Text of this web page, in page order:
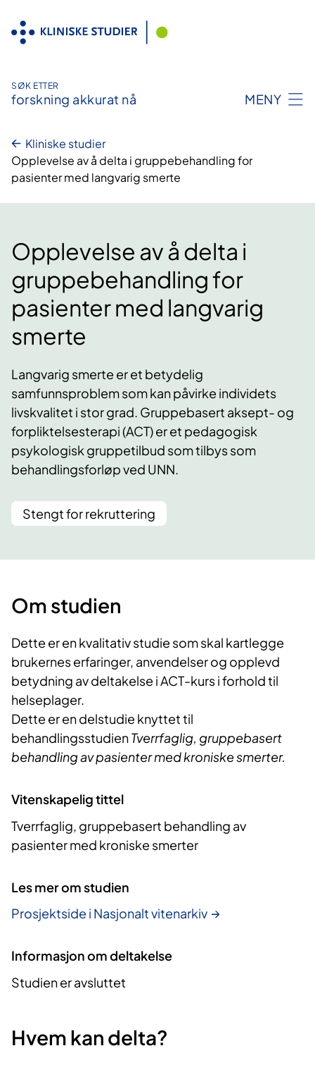
innhold
SØK ETTER
forskning akkurat nå MENY
Kliniske studier
Opplevelse av å delta i gruppebehandling for
pasienter med langvarig smerte
Opplevelse av å delta i
gruppebehandling for
pasienter med langvarig
smerte
Langvarig smerte er et betydelig
samfunnsproblem som kan påvirke individets
livskvalitet i stor grad. Gruppebasert aksept- og
forpliktelsesterapi (ACT) er et pedagogisk
psykologisk gruppetilbud som tilbys som
behandlingsforløp ved UNN.
Stengt for rekruttering
Om studien
Dette er en kvalitativ studie som skal kartlegge
brukernes erfaringer, anvendelser og opplevd
betydning av deltakelse i ACT-kurs i forhold til
helseplager.
Dette er en delstudie knyttet til
behandlingsstudienTverrfaglig, gruppebasert
behandling av pasienter med kroniske smerter.
Vitenskapelig tittel
Tverrfaglig, gruppebasert behandling av
pasienter med kroniske smerter
Les mer om studien
Prosjektside i Nasjonalt vitenarkiv
Informasjon om deltakelse
Studien er avsluttet
Hvem kan delta?